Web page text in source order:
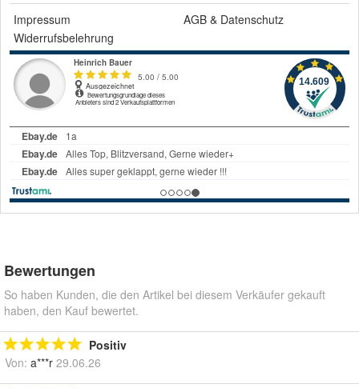
Impressum
AGB & Datenschutz
Widerrufsbelehrung
Bewertungen
So haben Kunden, die den Artikel bei diesem Verkäufer gekauft
haben, den Kauf bewertet.
Positiv
Von: a***r 29.06.26